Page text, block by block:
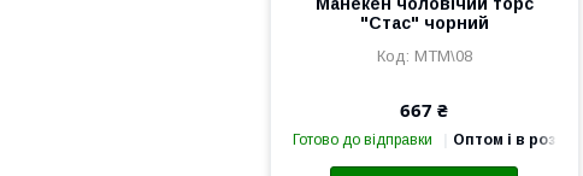
Манекен чоловічий торс
"Стас" чорний
MTM\08
667 ₴
Готово до відправки Оптом і в роздріб